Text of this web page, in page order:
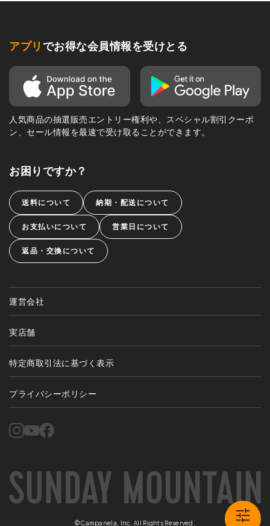
アプリ でお得な会員情報を受けとる
人気商品の抽選販売エントリー権利や、スペシャル割引クーポ
ン、セール情報を最速で受け取ることができます。
お困りですか？
送料について 納期・配送について
お支払いについて 営業日について
返品・交換について
運営会社
実店舗
特定商取引法に基づく表示
プライバシーポリシー
©Campanela, Inc. All Rights Reserved.